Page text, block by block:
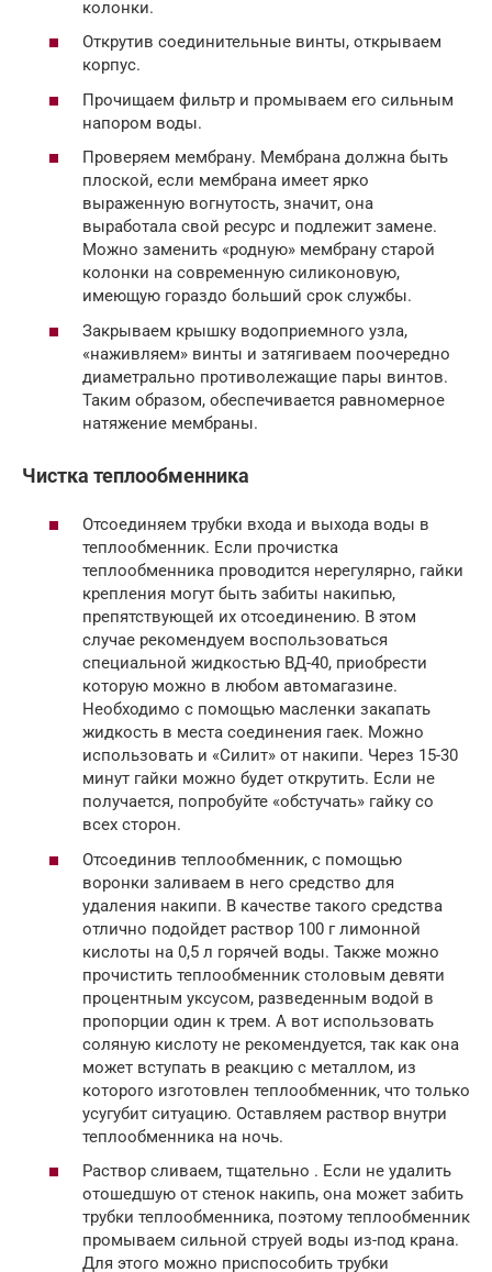
колонки.
Открутив соединительные винты, открываем
корпус.
Прочищаем фильтр и промываем его сильным
напором воды.
Проверяем мембрану. Мембрана должна быть
плоской, если мембрана имеет ярко
выраженную вогнутость, значит, она
выработала свой ресурс и подлежит замене.
Можно заменить «родную» мембрану старой
колонки на современную силиконовую,
имеющую гораздо больший срок службы.
Закрываем крышку водоприемного узла,
«наживляем» винты и затягиваем поочередно
диаметрально противолежащие пары винтов.
Таким образом, обеспечивается равномерное
натяжение мембраны.
Чистка теплообменника
Отсоединяем трубки входа и выхода воды в
теплообменник. Если прочистка
теплообменника проводится нерегулярно, гайки
крепления могут быть забиты накипью,
препятствующей их отсоединению. В этом
случае рекомендуем воспользоваться
специальной жидкостью ВД-40, приобрести
которую можно в любом автомагазине.
Необходимо с помощью масленки закапать
жидкость в места соединения гаек. Можно
использовать и «Силит» от накипи. Через 15-30
минут гайки можно будет открутить. Если не
получается, попробуйте «обстучать» гайку со
всех сторон.
Отсоединив теплообменник, с помощью
воронки заливаем в него средство для
удаления накипи. В качестве такого средства
отлично подойдет раствор 100 г лимонной
кислоты на 0,5 л горячей воды. Также можно
прочистить теплообменник столовым девяти
процентным уксусом, разведенным водой в
пропорции один к трем. А вот использовать
соляную кислоту не рекомендуется, так как она
может вступать в реакцию с металлом, из
которого изготовлен теплообменник, что только
усугубит ситуацию. Оставляем раствор внутри
теплообменника на ночь.
Раствор сливаем, тщательно . Если не удалить
отошедшую от стенок накипь, она может забить
трубки теплообменника, поэтому теплообменник
промываем сильной струей воды из-под крана.
Для этого можно приспособить трубки